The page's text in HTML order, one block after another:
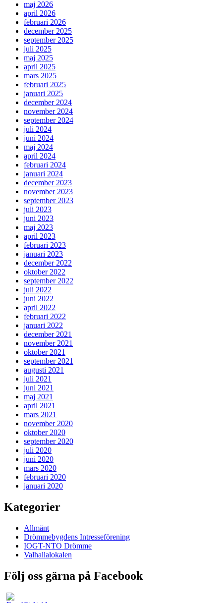
maj 2026
april 2026
februari 2026
december 2025
september 2025
juli 2025
maj 2025
april 2025
mars 2025
februari 2025
januari 2025
december 2024
november 2024
september 2024
juli 2024
juni 2024
maj 2024
april 2024
februari 2024
januari 2024
december 2023
november 2023
september 2023
juli 2023
juni 2023
maj 2023
april 2023
februari 2023
januari 2023
december 2022
oktober 2022
september 2022
juli 2022
juni 2022
april 2022
februari 2022
januari 2022
december 2021
november 2021
oktober 2021
september 2021
augusti 2021
juli 2021
juni 2021
maj 2021
april 2021
mars 2021
november 2020
oktober 2020
september 2020
juli 2020
juni 2020
mars 2020
februari 2020
januari 2020
Kategorier
Allmänt
Drömmebygdens Intresseförening
IOGT-NTO Drömme
Valhallalokalen
Följ oss gärna på Facebook